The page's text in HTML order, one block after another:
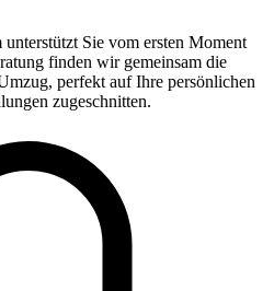
unterstützt Sie vom ersten Moment
finden wir gemeinsam die
perfekt auf Ihre persönlichen
zugeschnitten.